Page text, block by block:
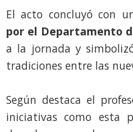
El acto concluyó con
por el Departamento
a la jornada y
tradiciones entre las
Según destaca el
iniciativas como esta